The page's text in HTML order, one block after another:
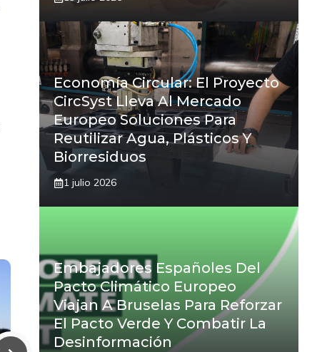
Economía Circular: El Proyecto
CircSyst Lleva Al Mercado
Europeo Soluciones Para
Reutilizar Agua, Plásticos Y
Biorresiduos
1 julio 2026
Embajadores Españoles Del
Pacto Climático Europeo
Viajan A Bruselas Para Reforzar
El Pacto Verde Y Combatir La
Desinformación